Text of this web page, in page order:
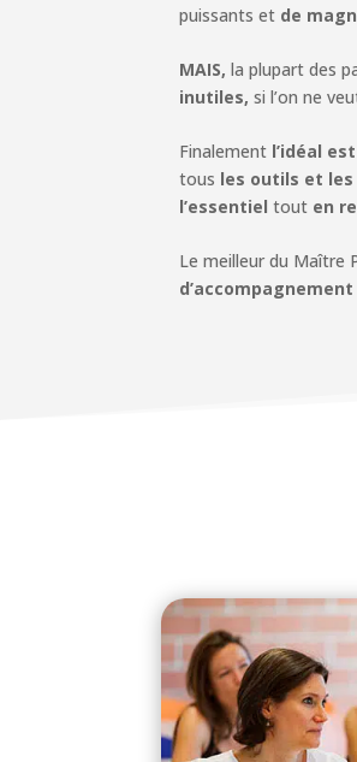
puissants et de
MAIS, la plupart des
inutiles, si l’on ne
Finalement l’idéal
tous les outils et
l’essentiel tout en
Le meilleur du Maître
d’accompagnement